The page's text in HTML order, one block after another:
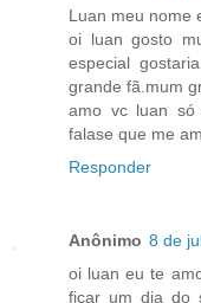
Luan meu nome
oi luan gosto
especial
grande fã.mum
amo vc luan
falase que me
Responder
Anônimo 8 de
oi luan eu te
ficar um dia do